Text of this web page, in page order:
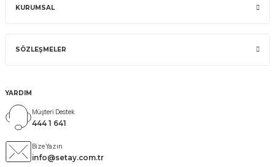
KURUMSAL
SÖZLEŞMELER
YARDIM
Müşteri Destek
444 1 641
Bize Yazın
info@setay.com.tr